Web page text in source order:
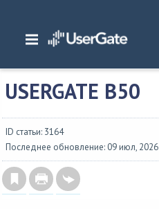
Главная/ Аппаратные платформы
USERGATE B50
ID статьи: 3164
Последнее обновление: 09 июл, 2026